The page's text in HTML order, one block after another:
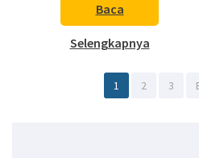
Baca
Selengkapnya
Halaman
1 Halaman
2 3